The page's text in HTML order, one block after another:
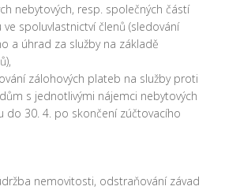
nebytových, resp. společných částí
spoluvlastnictví členů (sledování
a úhrad za služby na základě
zálohových plateb na služby proti
s jednotlivými nájemci nebytových
do 30. 4. po skončení zúčtovacího
nemovitosti, odstraňování závad